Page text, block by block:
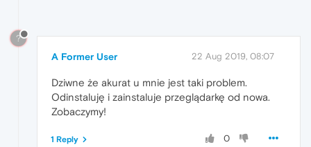
?
A Former User 22 Aug 2019, 08:07
Dziwne że akurat u mnie jest taki problem.
Odinstaluję i zainstaluje przeglądarkę od nowa.
Zobaczymy!
0
1 Reply